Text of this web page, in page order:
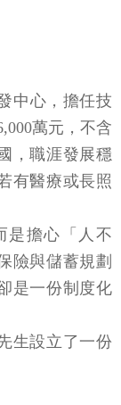
中心，擔任技
萬元，不含
，職涯發展穩
有醫療或長照
是擔心「人不
險與儲蓄規劃
是一份制度化
生設立了一份